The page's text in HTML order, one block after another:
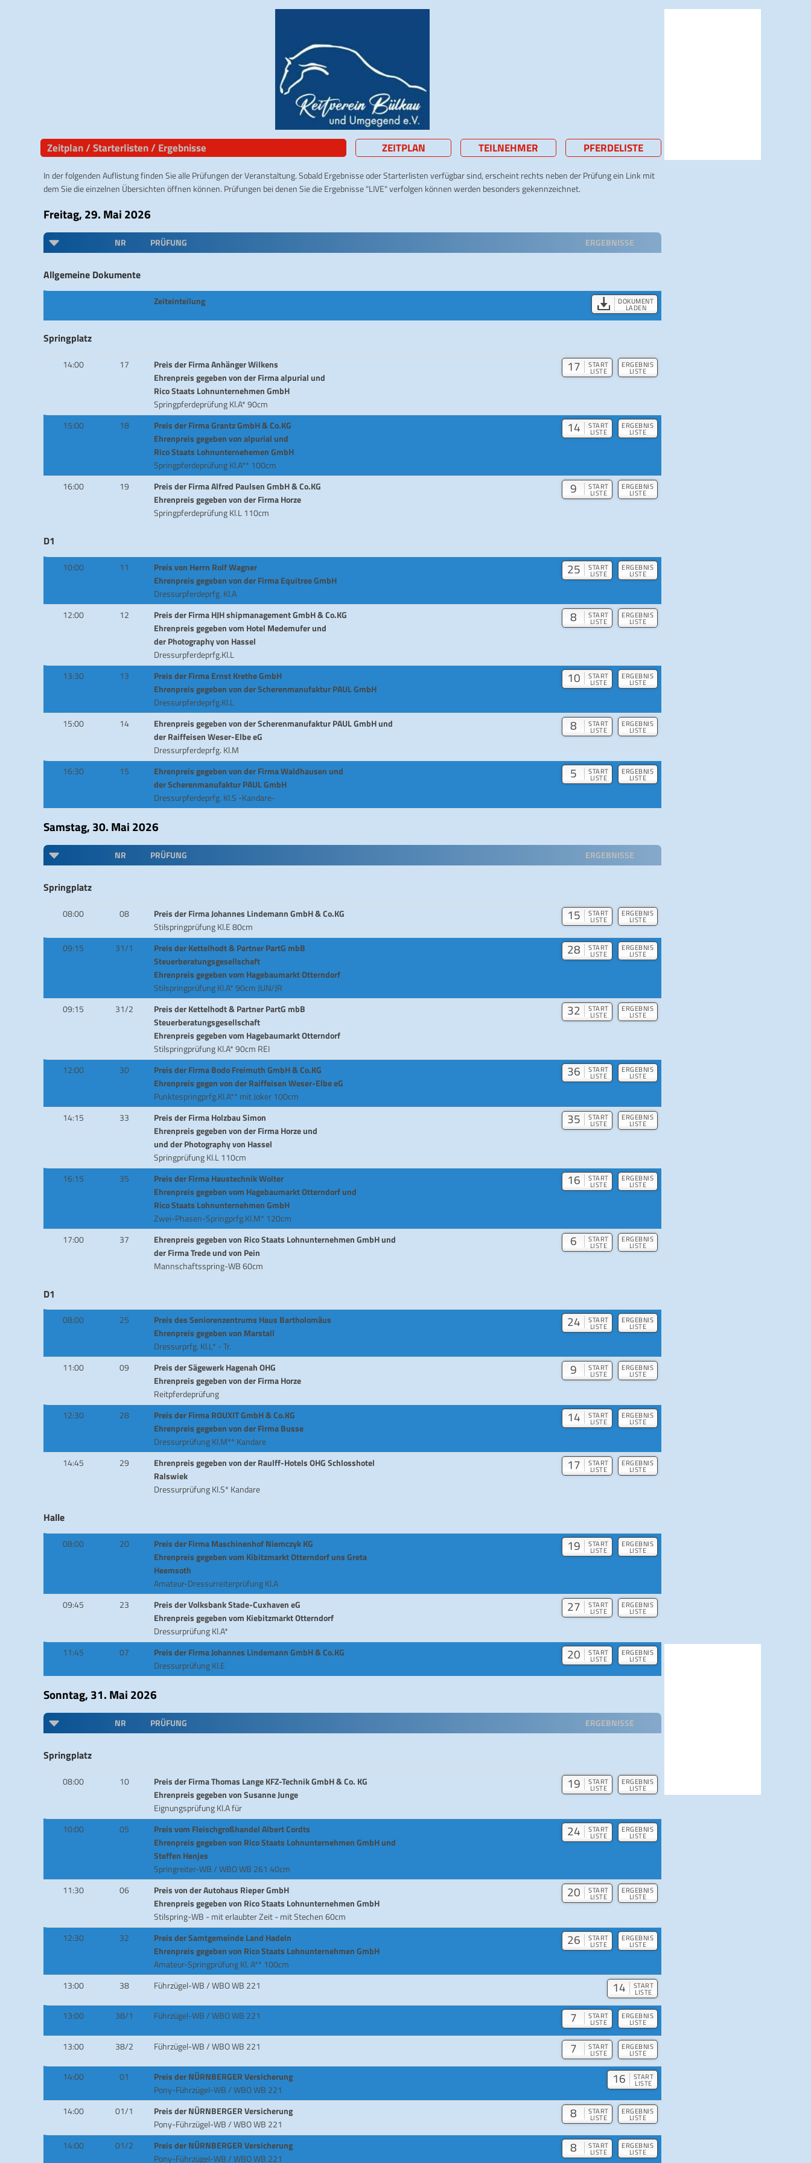
Zeitplan / Starterlisten / Ergebnisse ZEITPLAN TEILNEHMER PFERDELISTE
In der folgenden Auflistung finden Sie alle Prüfungen der Veranstaltung. Sobald Ergebnisse oder Starterlisten verfügbar sind, erscheint rechts neben der Prüfung ein Link mit
dem Sie die einzelnen Übersichten öffnen können. Prüfungen bei denen Sie die Ergebnisse "LIVE" verfolgen können werden besonders gekennzeichnet.
Freitag, 29. Mai 2026
NR PRÜFUNG ERGEBNISSE
Allgemeine Dokumente
Zeiteinteilung DOKUMENT
LADEN
Springplatz
14:00 17
Preis der Firma Anhänger Wilkens
Ehrenpreis gegeben von der Firma alpurial und
Rico Staats Lohnunternehmen GmbH
Springpferdeprüfung Kl.A* 90cm
17 START
LISTE
ERGEBNIS
LISTE
15:00 18
Preis der Firma Grantz GmbH & Co.KG
Ehrenpreis gegeben von alpurial und
Rico Staats Lohnunternehemen GmbH
Springpferdeprüfung Kl.A** 100cm
14 START
LISTE
ERGEBNIS
LISTE
16:00 19
Preis der Firma Alfred Paulsen GmbH & Co.KG
Ehrenpreis gegeben von der Firma Horze
Springpferdeprüfung Kl.L 110cm
9 START
LISTE
ERGEBNIS
LISTE
D1
10:00 11
Preis von Herrn Rolf Wagner
Ehrenpreis gegeben von der Firma Equitree GmbH
Dressurpferdeprfg. Kl.A
25 START
LISTE
ERGEBNIS
LISTE
12:00 12
Preis der Firma HJH shipmanagement GmbH & Co.KG
Ehrenpreis gegeben vom Hotel Medemufer und
der Photography von Hassel
Dressurpferdeprfg.Kl.L
8 START
LISTE
ERGEBNIS
LISTE
13:30 13
Preis der Firma Ernst Krethe GmbH
Ehrenpreis gegeben von der Scherenmanufaktur PAUL GmbH
Dressurpferdeprfg.Kl.L
10 START
LISTE
ERGEBNIS
LISTE
15:00 14
Ehrenpreis gegeben von der Scherenmanufaktur PAUL GmbH und
der Raiffeisen Weser-Elbe eG
Dressurpferdeprfg. Kl.M
8 START
LISTE
ERGEBNIS
LISTE
16:30 15
Ehrenpreis gegeben von der Firma Waldhausen und
der Scherenmanufaktur PAUL GmbH
Dressurpferdeprfg. Kl.S -Kandare-
5 START
LISTE
ERGEBNIS
LISTE
Samstag, 30. Mai 2026
NR PRÜFUNG ERGEBNISSE
Springplatz
08:00 08
Preis der Firma Johannes Lindemann GmbH & Co.KG
Stilspringprüfung Kl.E 80cm
15 START
LISTE
ERGEBNIS
LISTE
09:15 31/1
Preis der Kettelhodt & Partner PartG mbB
Steuerberatungsgesellschaft
Ehrenpreis gegeben vom Hagebaumarkt Otterndorf
Stilspringprüfung Kl.A* 90cm JUN/JR
28 START
LISTE
ERGEBNIS
LISTE
09:15 31/2
Preis der Kettelhodt & Partner PartG mbB
Steuerberatungsgesellschaft
Ehrenpreis gegeben vom Hagebaumarkt Otterndorf
Stilspringprüfung Kl.A* 90cm REI
32 START
LISTE
ERGEBNIS
LISTE
12:00 30
Preis der Firma Bodo Freimuth GmbH & Co.KG
Ehrenpreis gegen von der Raiffeisen Weser-Elbe eG
Punktespringprfg.Kl.A** mit Joker 100cm
36 START
LISTE
ERGEBNIS
LISTE
14:15 33
Preis der Firma Holzbau Simon
Ehrenpreis gegeben von der Firma Horze und
und der Photography von Hassel
Springprüfung Kl.L 110cm
35 START
LISTE
ERGEBNIS
LISTE
16:15 35
Preis der Firma Haustechnik Wolter
Ehrenpreis gegeben vom Hagebaumarkt Otterndorf und
Rico Staats Lohnunternehmen GmbH
Zwei-Phasen-Springprfg.Kl.M* 120cm
16 START
LISTE
ERGEBNIS
LISTE
17:00 37
Ehrenpreis gegeben von Rico Staats Lohnunternehmen GmbH und
der Firma Trede und von Pein
Mannschaftsspring-WB 60cm
6 START
LISTE
ERGEBNIS
LISTE
D1
08:00 25
Preis des Seniorenzentrums Haus Bartholomäus
Ehrenpreis gegeben von Marstall
Dressurprfg. Kl.L* - Tr.
24 START
LISTE
ERGEBNIS
LISTE
11:00 09
Preis der Sägewerk Hagenah OHG
Ehrenpreis gegeben von der Firma Horze
Reitpferdeprüfung
9 START
LISTE
ERGEBNIS
LISTE
12:30 28
Preis der Firma ROUXIT GmbH & Co.KG
Ehrenpreis gegeben von der Firma Busse
Dressurprüfung Kl.M** Kandare
14 START
LISTE
ERGEBNIS
LISTE
14:45 29
Ehrenpreis gegeben von der Raulff-Hotels OHG Schlosshotel
Ralswiek
Dressurprüfung Kl.S* Kandare
17 START
LISTE
ERGEBNIS
LISTE
Halle
08:00 20
Preis der Firma Maschinenhof Niemczyk KG
Ehrenpreis gegeben vom Kibitzmarkt Otterndorf uns Greta
Heemsoth
Amateur-Dressurreiterprüfung Kl.A
19 START
LISTE
ERGEBNIS
LISTE
09:45 23
Preis der Volksbank Stade-Cuxhaven eG
Ehrenpreis gegeben vom Kiebitzmarkt Otterndorf
Dressurprüfung Kl.A*
27 START
LISTE
ERGEBNIS
LISTE
11:45 07
Preis der Firma Johannes Lindemann GmbH & Co.KG
Dressurprüfung Kl.E
20 START
LISTE
ERGEBNIS
LISTE
Sonntag, 31. Mai 2026
NR PRÜFUNG ERGEBNISSE
Springplatz
08:00 10
Preis der Firma Thomas Lange KFZ-Technik GmbH & Co. KG
Ehrenpreis gegeben von Susanne Junge
Eignungsprüfung Kl.A für
19 START
LISTE
ERGEBNIS
LISTE
10:00 05
Preis vom Fleischgroßhandel Albert Cordts
Ehrenpreis gegeben von Rico Staats Lohnunternehmen GmbH und
Steffen Henjes
Springreiter-WB / WBO WB 261 40cm
24 START
LISTE
ERGEBNIS
LISTE
11:30 06
Preis von der Autohaus Rieper GmbH
Ehrenpreis gegeben von Rico Staats Lohnunternehmen GmbH
Stilspring-WB - mit erlaubter Zeit - mit Stechen 60cm
20 START
LISTE
ERGEBNIS
LISTE
12:30 32
Preis der Samtgemeinde Land Hadeln
Ehrenpreis gegeben von Rico Staats Lohnunternehmen GmbH
Amateur-Springprüfung Kl. A** 100cm
26 START
LISTE
ERGEBNIS
LISTE
13:00 38 Führzügel-WB / WBO WB 221 14 START
LISTE
13:00 38/1 Führzügel-WB / WBO WB 221 7 START
LISTE
ERGEBNIS
LISTE
13:00 38/2 Führzügel-WB / WBO WB 221 7 START
LISTE
ERGEBNIS
LISTE
14:00 01
Preis der NÜRNBERGER Versicherung
Pony-Führzügel-WB / WBO WB 221
16 START
LISTE
14:00 01/1
Preis der NÜRNBERGER Versicherung
Pony-Führzügel-WB / WBO WB 221
8 START
LISTE
ERGEBNIS
LISTE
14:00 01/2
Preis der NÜRNBERGER Versicherung
Pony-Führzügel-WB / WBO WB 221
8 START
LISTE
ERGEBNIS
LISTE